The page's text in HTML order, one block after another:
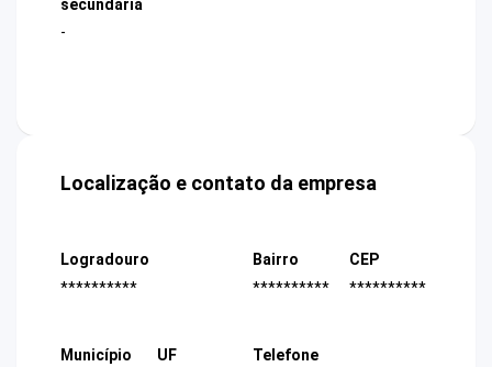
secundária
-
Localização e contato da empresa
Logradouro
**********
Bairro
**********
CEP
**********
Município
UF
Telefone